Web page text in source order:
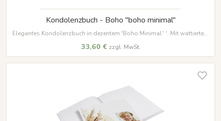
Kondolenzbuch - Boho "boho minimal"
Elegantes Kondolenzbuch in dezentem 'Boho Minimal“ '. Mit wattiertem
Lesezeichenband – ein würdevoller Ort für Erinnerungen.
33,60 € zzgl. MwSt.